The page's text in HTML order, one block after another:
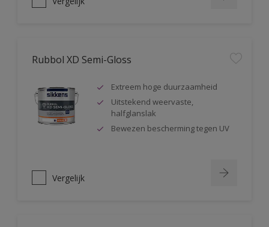
Rubbol XD Semi-Gloss
Extreem hoge duurzaamheid
Uitstekend weervaste,
halfglanslak
Bewezen bescherming tegen UV
Vergelijk